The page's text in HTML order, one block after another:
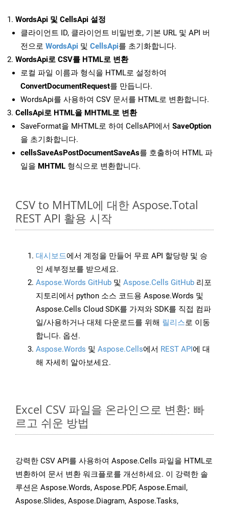
WordsApi 및 CellsApi 설정
클라이언트 ID, 클라이언트 비밀번호, 기본 URL 및 API 버
전으로 WordsApi 및 CellsApi를 초기화합니다.
WordsApi로 CSV를 HTML로 변환
로컬 파일 이름과 형식을 HTML로 설정하여
ConvertDocumentRequest를 만듭니다.
WordsApi를 사용하여 CSV 문서를 HTML로 변환합니다.
CellsApi로 HTML을 MHTML로 변환
SaveFormat을 MHTML로 하여 CellsAPI에서 SaveOption
을 초기화합니다.
cellsSaveAsPostDocumentSaveAs를 호출하여 HTML 파
일을 MHTML 형식으로 변환합니다.
CSV to MHTML에 대한 Aspose.Total
REST API 활용 시작
대시보드에서 계정을 만들어 무료 API 할당량 및 승
인 세부정보를 받으세요.
Aspose.Words GitHub 및 Aspose.Cells GitHub 리포
지토리에서 python 소스 코드용 Aspose.Words 및
Aspose.Cells Cloud SDK를 가져와 SDK를 직접 컴파
일/사용하거나 대체 다운로드를 위해 릴리스로 이동
합니다. 옵션.
Aspose.Words 및 Aspose.Cells에서 REST API에 대
해 자세히 알아보세요.
Excel CSV 파일을 온라인으로 변환: 빠
르고 쉬운 방법
강력한 CSV API를 사용하여 Aspose.Cells 파일을 HTML로
변환하여 문서 변환 워크플로를 개선하세요. 이 강력한 솔
루션은 Aspose.Words, Aspose.PDF, Aspose.Email,
Aspose.Slides, Aspose.Diagram, Aspose.Tasks,